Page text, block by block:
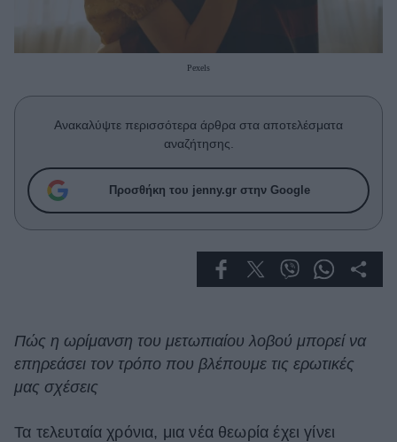
Πρόσωπα
Who
True Stories
Success Stories
Ζώδια
Cooking
Green
Pexels
Ανακαλύψτε περισσότερα άρθρα στα αποτελέσματα
αναζήτησης.
Προσθήκη του jenny.gr στην Google
Πώς η ωρίμανση του μετωπιαίου λοβού μπορεί να
επηρεάσει τον τρόπο που βλέπουμε τις ερωτικές
μας σχέσεις
Τα τελευταία χρόνια, μια νέα θεωρία έχει γίνει